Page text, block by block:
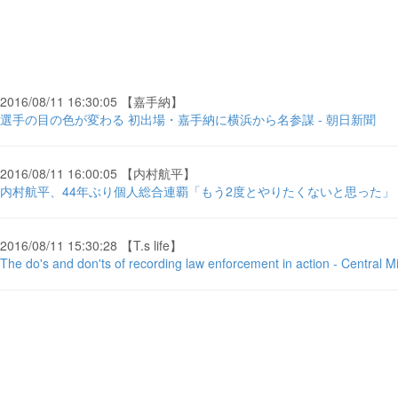
2016/08/11 16:30:05 【嘉手納】
選手の目の色が変わる 初出場・嘉手納に横浜から名参謀 - 朝日新聞
2016/08/11 16:00:05 【内村航平】
内村航平、44年ぶり個人総合連覇「もう2度とやりたくないと思った
2016/08/11 15:30:28 【T.s life】
The do's and don'ts of recording law enforcement in action - Central